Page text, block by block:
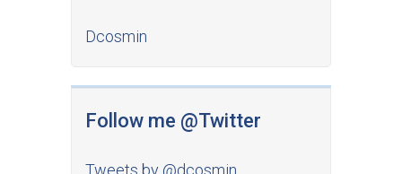
Dcosmin
Follow me @Twitter
Tweets by @dcosmin